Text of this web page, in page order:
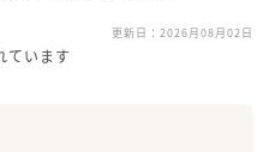
更新日： 2026月08月02日
ています